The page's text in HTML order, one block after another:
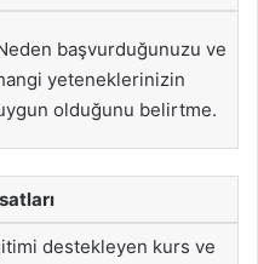
başvurduğunuzu ve
yeteneklerinizin
olduğunu belirtme.
destekleyen kurs ve